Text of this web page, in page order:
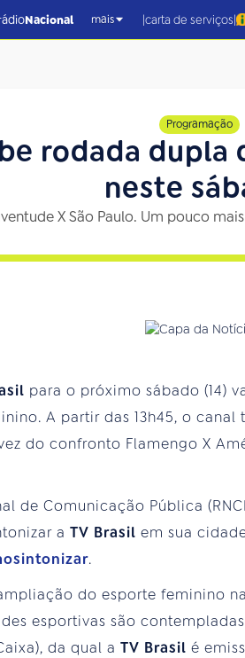
Nacional mais |carta de serviços|
Programação
rodada
neste
X São Paulo. Um pouco
para o próximo sábado (14)
A partir das 13h45, o
do confronto Flamengo X
de Comunicação Pública
a TV Brasil em sua
.
do esporte feminino
esportivas são
da qual a TV Brasil é